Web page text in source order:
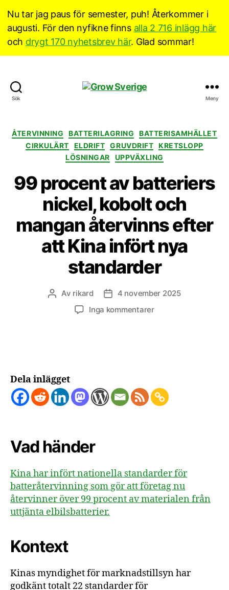
Nu tar jag paus för semester, puh! Återkommer i
augusti. För den nyfikne finns alla 2 716 inlägg här
och drygt 170 nyhetsbrev här. Glad sommar!
Sök Meny
Kategorier
ÅTERVINNING BATTERILAGRING
BATTERISAMHÄLLET
CIRKULÄRT
ELDRIFT GRUVDRIFT KRETSLOPP
LÖSNINGAR
UPPVÄXLING
99 procent av batteriers
nickel, kobolt och
mangan återvinns efter
att Kina infört nya
standarder
Inläggsförfattare
Av rikard Inläggsdatum
4 november 2025
Inga kommentarertill
och
mangan
standarder
Dela inlägget
Vad händer
Kina har infört nationella standarder för
batteråtervinning som gör att företag nu
återvinner över 99 procent av materialen från
uttjänta elbilsbatterier.
Kontext
Kinas myndighet för marknadstillsyn har
godkänt totalt 22 standarder för